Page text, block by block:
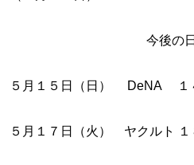
今後の
５月１５日（日）
５月１７日（火） ヤク